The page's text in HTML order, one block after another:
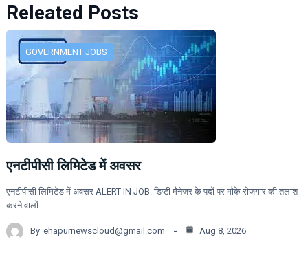
Releated Posts
GOVERNMENT JOBS
एनटीपीसी लिमिटेड में अवसर
एनटीपीसी लिमिटेड में अवसर ALERT IN JOB: डिप्टी मैनेजर के पदों पर मौके रोजगार की तलाश
करने वालों…
By ehapurnewscloud@gmail.com Aug 8, 2026